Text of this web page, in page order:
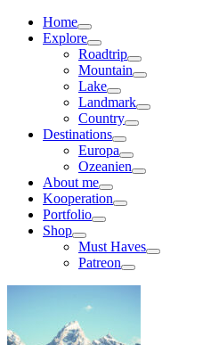
Home
Explore
Roadtrip
Mountain
Lake
Landmark
Country
Destinations
Europa
Ozeanien
About me
Kooperation
Portfolio
Shop
Must Haves
Patreon